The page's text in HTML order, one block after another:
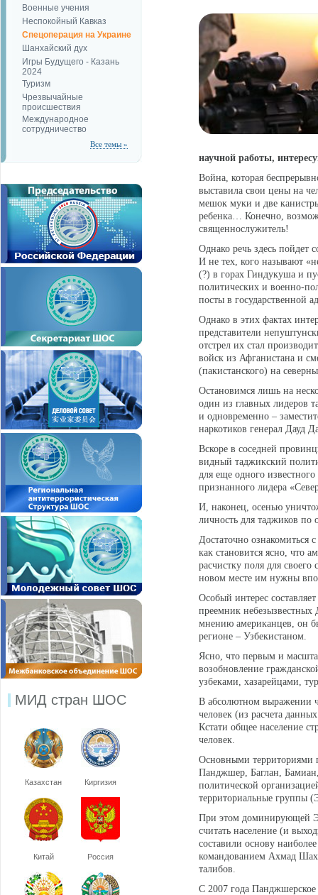
Военные учения
Неспокойный Кавказ
Спецоперация на Украине
Шанхайский дух
Игры Будущего - Казань
2024
Туризм
Чрезвычайные
происшествия
Международное
сотрудничество
Все темы »
МИД стран ШОС
Казахстан Киргизия
Китай Россия
научной работы,
Война, которая
выставила свои цены на
мешок муки и две
ребенка… Конечно,
священнослужитель!
Однако речь здесь пойдет
И не тех, кого называют
(?) в горах Гиндукуша и
политических и военно-
посты в государственной
Однако в этих фактах
представители
отстрел их стал
войск из Афганистана и
(пакистанского) на
Остановимся лишь на
один из главных лидеров
и одновременно –
наркотиков генерал Дауд
Вскоре в соседней
видный таджикский
для еще одного
признанного лидера
И, наконец, осенью
личность для таджиков
Достаточно
как становится ясно, что
расчистку поля для
новом месте им нужны
Особый интерес
преемник
мнению американцев, он
регионе – Узбекистаном.
Ясно, что первым и
возобновление
узбеками, хазарейцами,
В абсолютном выражении
человек (из расчета
Кстати общее население
человек.
Основными территориями
Панджшер, Баглан,
политической
территориальные группы
При этом доминирующей
считать население (и
составили основу
командованием Ахмад
талибов.
С 2007 года